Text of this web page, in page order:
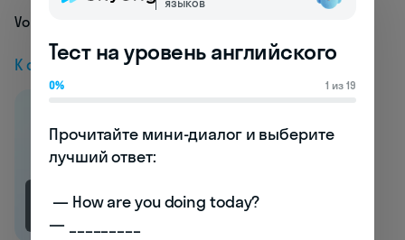
Volume
К следующей статье
Тест на уровень английского
0% 1 из 19
Прочитайте мини-диалог и выберите
лучший ответ:
— _________